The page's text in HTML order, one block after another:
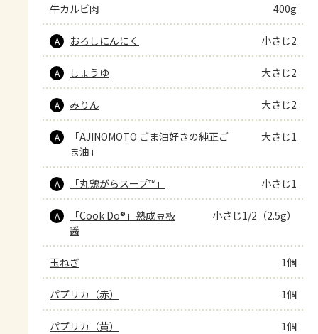
牛カルビ肉 400g
A おろしにんにく 小さじ2
A しょうゆ 大さじ2
A みりん 大さじ2
A
「AJINOMOTO ごま油好きの純正ご
ま油」
大さじ1
A 「丸鶏がらスープ™」 小さじ1
A
「Cook Do®」熟成豆板
醤
小さじ1/2（2.5g）
玉ねぎ 1個
パプリカ（赤） 1個
パプリカ（黄） 1個